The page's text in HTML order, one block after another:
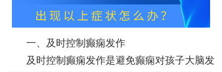
一、及时控制癫痫发作
及时控制癫痫发作是避免癫痫对孩子大脑发